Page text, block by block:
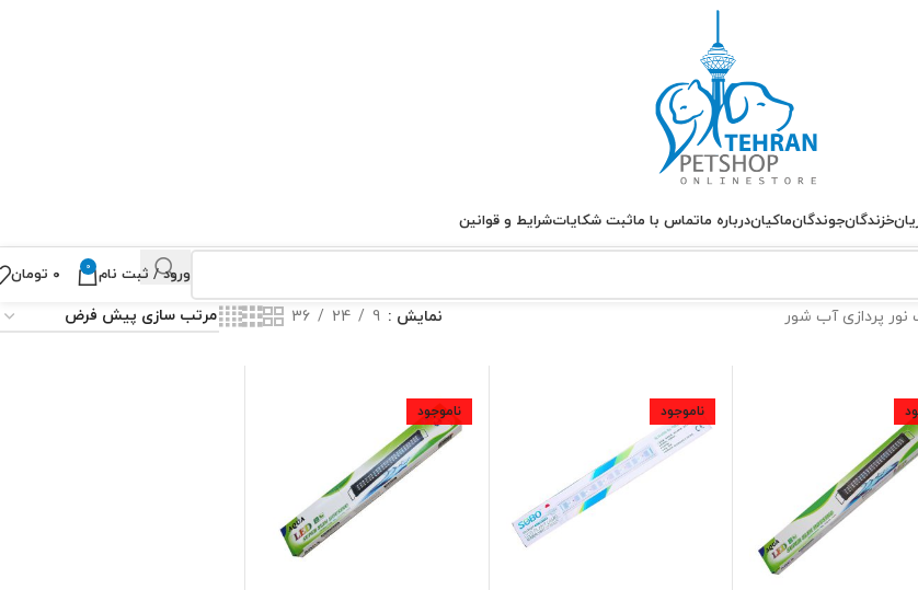
خزندگانجوندگانماکیاندرباره ماتماس با ماثبت شکایاتشرایط و قوانین
ورود / ثبت نام 0 ۰ تومان
نور پردازی آب شور نمایش 9
24
36
ناموجود ناموجود